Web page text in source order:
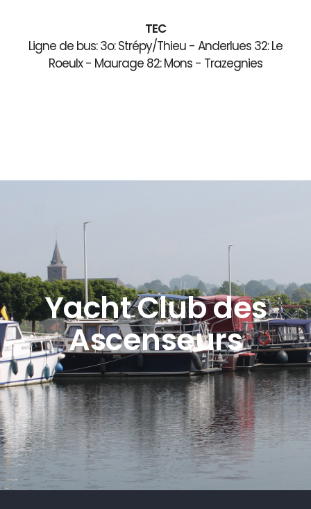
TEC
Ligne de bus: 3o: Strépy/Thieu - Anderlues 32: Le
Roeulx - Maurage 82: Mons - Trazegnies
Yacht Club des
Ascenseurs